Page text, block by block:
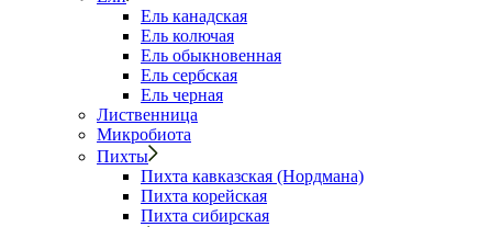
Ель канадская
Ель колючая
Ель обыкновенная
Ель сербская
Ель черная
Лиственница
Микробиота
Пихты
Пихта кавказская (Нордмана)
Пихта корейская
Пихта сибирская